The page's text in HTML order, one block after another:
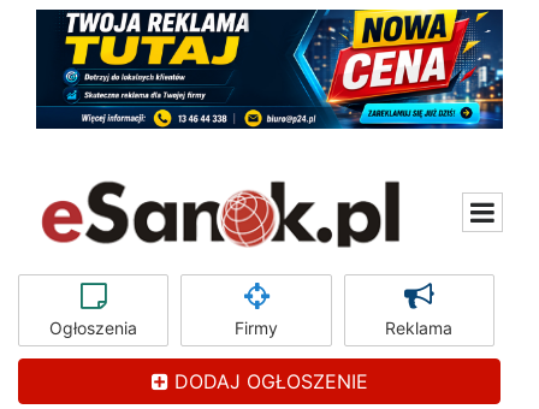
Ogłoszenia Firmy Reklama
DODAJ OGŁOSZENIE